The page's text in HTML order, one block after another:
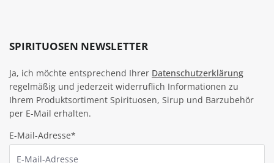
SPIRITUOSEN NEWSLETTER
Ja, ich möchte entsprechend Ihrer Datenschutzerklärung
regelmäßig und jederzeit widerruflich Informationen zu
Ihrem Produktsortiment Spirituosen, Sirup und Barzubehör
per E-Mail erhalten.
E-Mail-Adresse*